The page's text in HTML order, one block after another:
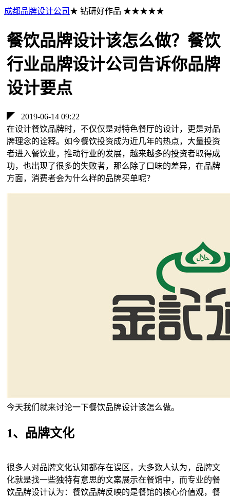
成都品牌设计公司 ★ 钻研好作品 ★★★★★
餐饮品牌设计该怎么做？餐饮
行业品牌设计公司告诉你品牌
设计要点
◤
2019-06-14 09:22
在设计餐饮品牌时，不仅仅是对特色餐厅的设计，更是对品
牌理念的诠释。如今餐饮投资成为近几年的热点，大量投资
者进入餐饮业，推动行业的发展，越来越多的投资者取得成
功，也出现了很多的失败者，那么除了口味的差异，在品牌
方面，消费者会为什么样的品牌买单呢？
今天我们就来讨论一下餐饮品牌设计该怎么做。
1、品牌文化
很多人对品牌文化认知都存在误区，大多数人认为，品牌文
化就是找一些独特有意思的文案展示在餐馆中，而专业的餐
饮品牌设计认为：餐饮品牌反映的是餐馆的核心价值观，餐